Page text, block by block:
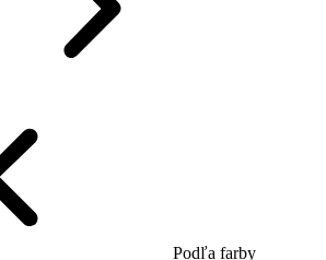
Podľa farby